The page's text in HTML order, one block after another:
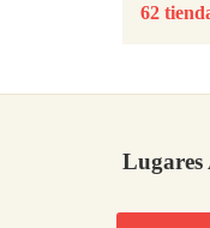
62
Lugares